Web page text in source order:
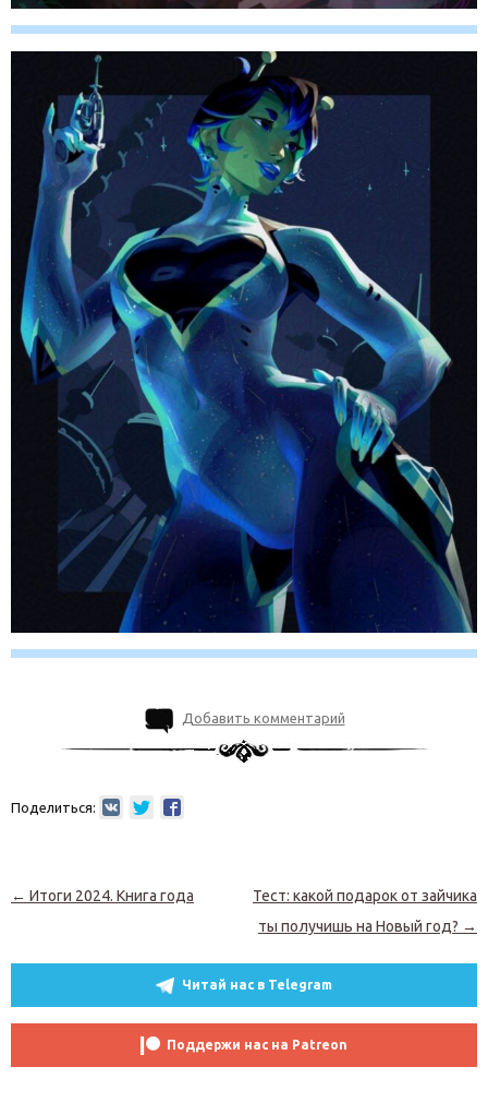
Добавить комментарий
Поделиться:
Навигация по записям
← Итоги 2024. Книга года
Тест: какой подарок от зайчика
ты получишь на Новый год? →
Читай нас в Telegram
Поддержи нас на Patreon